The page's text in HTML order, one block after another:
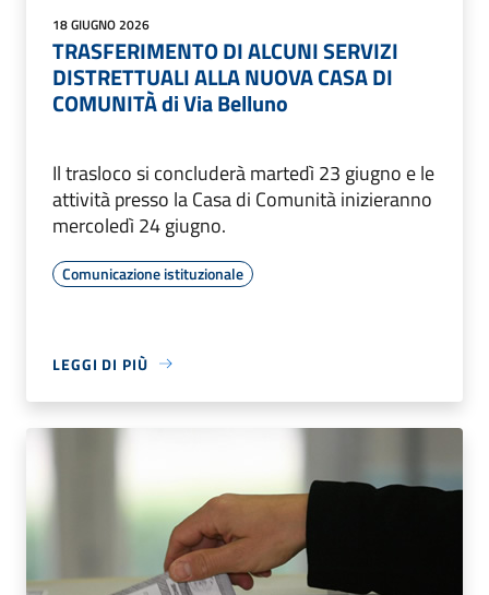
18 GIUGNO 2026
TRASFERIMENTO DI ALCUNI SERVIZI
DISTRETTUALI ALLA NUOVA CASA DI
COMUNITÀ di Via Belluno
Il trasloco si concluderà martedì 23 giugno e le
attività presso la Casa di Comunità inizieranno
mercoledì 24 giugno.
Comunicazione istituzionale
LEGGI DI PIÙ